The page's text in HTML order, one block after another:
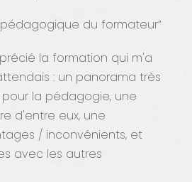
du formateur”
la formation qui m'a
: un panorama très
la pédagogie, une
d'entre eux, une
/ inconvénients, et
avec les autres